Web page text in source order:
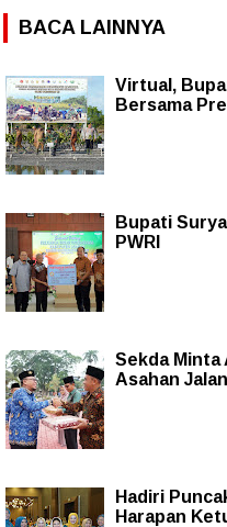
BACA LAINNYA
Virtual,
Bersama
Bupati
PWRI
Sekda Minta
Asahan
Hadiri
Harapan